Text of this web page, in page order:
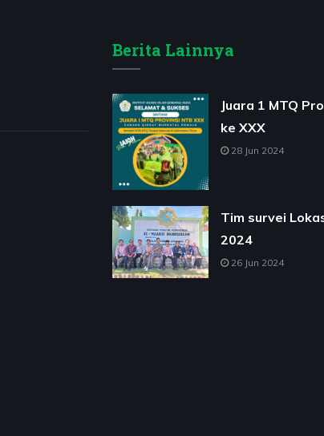
Berita Lainnya
Juara 1 MTQ
ke XXX
28 Jun 2024
Tim survei
2024
26 Jun 2024